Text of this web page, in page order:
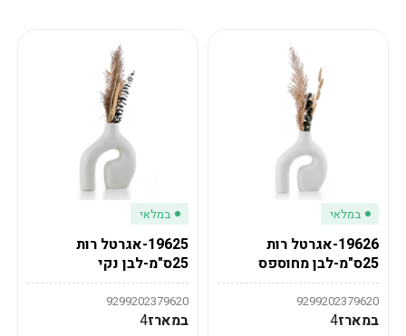
במלאי
19626-אגרטל רות
25ס"מ-לבן מחוספס
9299202379620
במארז4
במלאי
19625-אגרטל רות
25ס"מ-לבן נקי
9299202379620
במארז4
לתשלום